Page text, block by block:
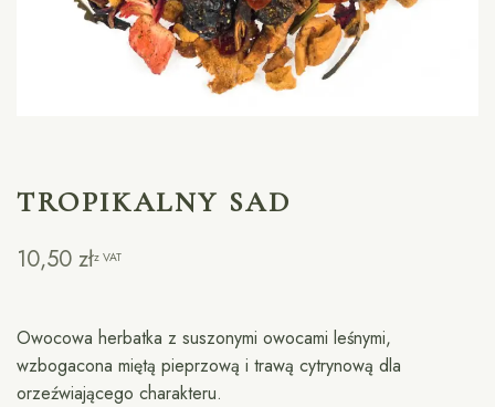
TROPIKALNY SAD
10,50złz VAT
Owocowa herbatka z suszonymi owocami leśnymi,
wzbogacona miętą pieprzową i trawą cytrynową dla
orzeźwiającego charakteru.